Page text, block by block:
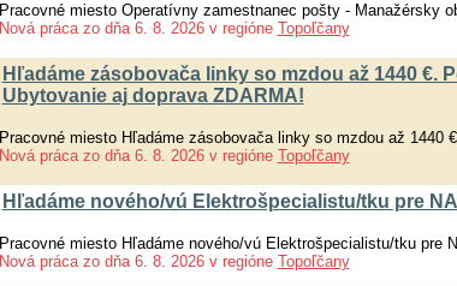
Pracovné miesto Operatívny zamestnanec pošty - Manažérsky
Nová práca zo dňa 6. 8. 2026 v regióne Topoľčany
Hľadáme zásobovača linky so mzdou až 1440 €.
Ubytovanie aj doprava ZDARMA!
Pracovné miesto Hľadáme zásobovača linky so mzdou až
Nová práca zo dňa 6. 8. 2026 v regióne Topoľčany
Hľadáme nového/vú Elektrošpecialistu/tku pre
Pracovné miesto Hľadáme nového/vú Elektrošpecialistu/tku pre
Nová práca zo dňa 6. 8. 2026 v regióne Topoľčany